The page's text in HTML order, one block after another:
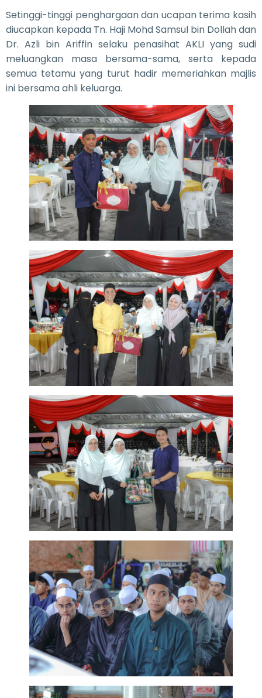
Setinggi-tinggi penghargaan dan ucapan terima kasih
diucapkan kepada Tn. Haji Mohd Samsul bin Dollah dan
Dr. Azli bin Ariffin selaku penasihat AKLI yang sudi
meluangkan masa bersama-sama, serta kepada
semua tetamu yang turut hadir memeriahkan majlis
ini bersama ahli keluarga.